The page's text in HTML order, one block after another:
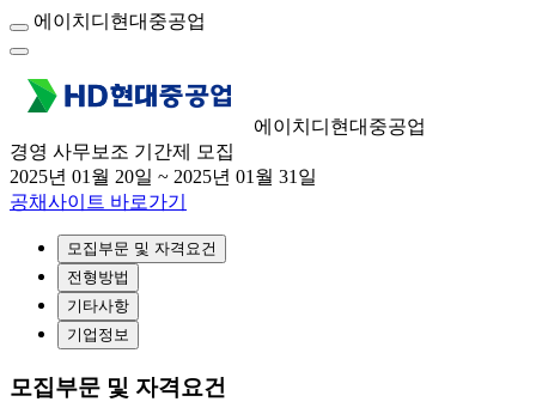
에이치디현대중공업
에이치디현대중공업
경영 사무보조 기간제 모집
2025년 01월 20일 ~ 2025년 01월 31일
공채사이트 바로가기
모집부문 및 자격요건
전형방법
기타사항
기업정보
모집부문 및 자격요건